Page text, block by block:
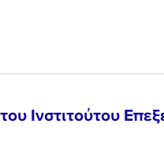
Ινστιτούτου